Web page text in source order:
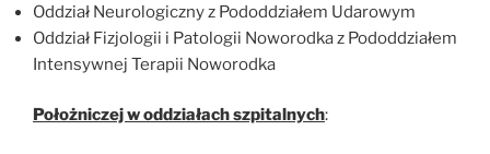
Oddział Neurologiczny z Pododdziałem Udarowym
Oddział Fizjologii i Patologii Noworodka z Pododdziałem
Intensywnej Terapii Noworodka
Położniczej w oddziałach szpitalnych: